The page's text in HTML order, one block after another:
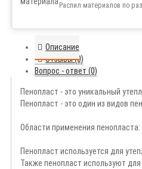
Распил материалов по
Описание
Отзывы (0)
Вопрос - ответ (0)
Пенопласт - это уникальный
Пенопласт - это один из видов
Области применения пенопласта:
Пенопласт используется для
Также пенопласт используют